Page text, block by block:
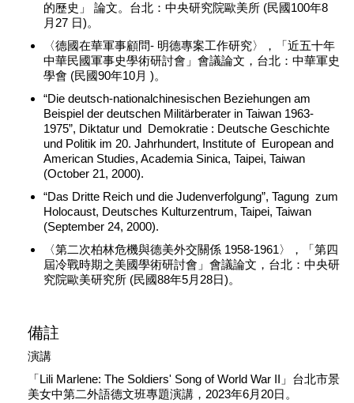
的歷史」 論文。台北：中央研究院歐美所 (民國100年8
月27 日)。
〈德國在華軍事顧問- 明德專案工作研究〉，「近五十年
中華民國軍事史學術研討會」會議論文，台北：中華軍史
學會 (民國90年10月 )。
“Die deutsch-nationalchinesischen Beziehungen am
Beispiel der deutschen Militärberater in Taiwan 1963-
1975”, Diktatur und Demokratie : Deutsche Geschichte
und Politik im 20. Jahrhundert, Institute of European and
American Studies, Academia Sinica, Taipei, Taiwan
(October 21, 2000).
“Das Dritte Reich und die Judenverfolgung”, Tagung zum
Holocaust, Deutsches Kulturzentrum, Taipei, Taiwan
(September 24, 2000).
〈第二次柏林危機與德美外交關係 1958-1961〉，「第四
屆冷戰時期之美國學術研討會」會議論文，台北：中央研
究院歐美研究所 (民國88年5月28日)。
備註
演講
「Lili Marlene: The Soldiers' Song of World War II」台北市景
美女中第二外語德文班專題演講，2023年6月20日。